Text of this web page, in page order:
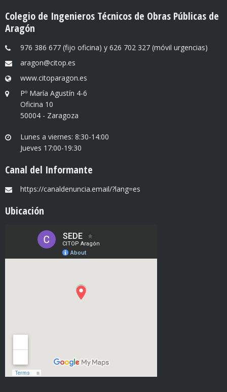
Colegio de Ingenieros Técnicos de Obras Públicas de
Aragón
976 386 677 (fijo oficina) y 626 702 327 (móvil urgencias)
aragon@citop.es
www.citoparagon.es
Pº María Agustín 4-6
Oficina 10
50004 - Zaragoza
Lunes a viernes: 8:30-14:00
Jueves 17:00-19:30
Canal del Informante
https://canaldenuncia.email/?lang=es
Ubicación